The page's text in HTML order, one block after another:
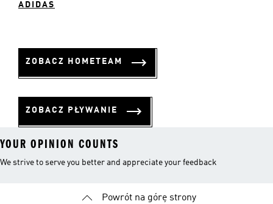
ADIDAS
ZOBACZ HOMETEAM
ZOBACZ PŁYWANIE
YOUR OPINION COUNTS
We strive to serve you better and appreciate your feedback
Powrót na górę strony